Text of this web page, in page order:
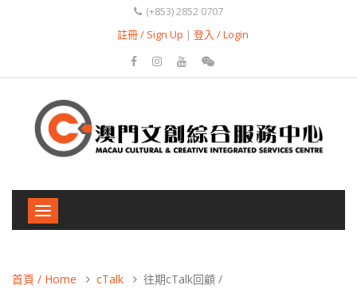
(+853) 2852 0707
註冊 / Sign Up | 登入 / Login
Toggle
navigation
首頁 / Home cTalk 往期cTalk回顧 /